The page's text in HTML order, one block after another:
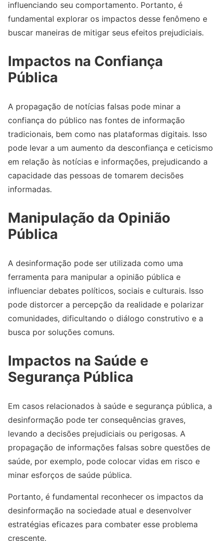
influenciando seu comportamento. Portanto, é
fundamental explorar os impactos desse fenômeno e
buscar maneiras de mitigar seus efeitos prejudiciais.
Impactos na Confiança
Pública
A propagação de notícias falsas pode minar a
confiança do público nas fontes de informação
tradicionais, bem como nas plataformas digitais. Isso
pode levar a um aumento da desconfiança e ceticismo
em relação às notícias e informações, prejudicando a
capacidade das pessoas de tomarem decisões
informadas.
Manipulação da Opinião
Pública
A desinformação pode ser utilizada como uma
ferramenta para manipular a opinião pública e
influenciar debates políticos, sociais e culturais. Isso
pode distorcer a percepção da realidade e polarizar
comunidades, dificultando o diálogo construtivo e a
busca por soluções comuns.
Impactos na Saúde e
Segurança Pública
Em casos relacionados à saúde e segurança pública, a
desinformação pode ter consequências graves,
levando a decisões prejudiciais ou perigosas. A
propagação de informações falsas sobre questões de
saúde, por exemplo, pode colocar vidas em risco e
minar esforços de saúde pública.
Portanto, é fundamental reconhecer os impactos da
desinformação na sociedade atual e desenvolver
estratégias eficazes para combater esse problema
crescente.